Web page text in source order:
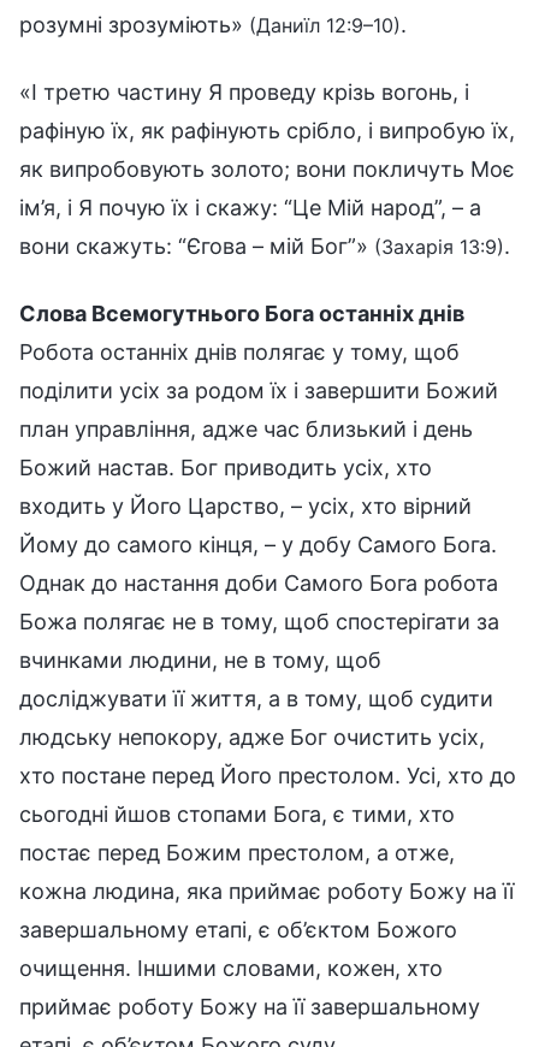
розумні зрозуміють» (Даниїл 12:9–10).
«І третю частину Я проведу крізь вогонь, і
рафіную їх, як рафінують срібло, і випробую їх,
як випробовують золото; вони покличуть Моє
ім’я, і Я почую їх і скажу: “Це Мій народ”, – а
вони скажуть: “Єгова – мій Бог”» (Захарія 13:9).
Слова Всемогутнього Бога останніх днів
Робота останніх днів полягає у тому, щоб
поділити усіх за родом їх і завершити Божий
план управління, адже час близький і день
Божий настав. Бог приводить усіх, хто
входить у Його Царство, – усіх, хто вірний
Йому до самого кінця, – у добу Самого Бога.
Однак до настання доби Самого Бога робота
Божа полягає не в тому, щоб спостерігати за
вчинками людини, не в тому, щоб
досліджувати її життя, а в тому, щоб судити
людську непокору, адже Бог очистить усіх,
хто постане перед Його престолом. Усі, хто до
сьогодні йшов стопами Бога, є тими, хто
постає перед Божим престолом, а отже,
кожна людина, яка приймає роботу Божу на її
завершальному етапі, є об’єктом Божого
очищення. Іншими словами, кожен, хто
приймає роботу Божу на її завершальному